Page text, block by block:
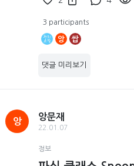
3 participants
앙 쌉
댓글 미리보기
앙
앙문재
22.01.07
정보